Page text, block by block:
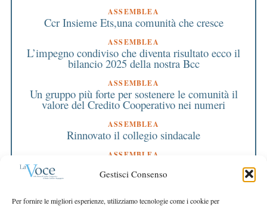
Gestisci Consenso
Per fornire le migliori esperienze, utilizziamo tecnologie come i cookie per
ASSEMBLEA
Ccr Insieme Ets,una comunità che cresce
ASSEMBLEA
L’impegno condiviso che diventa risultato ecco il
bilancio 2025 della nostra Bcc
ASSEMBLEA
Un gruppo più forte per sostenere le comunità il
valore del Credito Cooperativo nei numeri
ASSEMBLEA
Rinnovato il collegio sindacale
ASSEMBLEA
Bilancio approvato all’unanimità e 2 milioni
destinati al territorio
Crescere restando riconoscibili